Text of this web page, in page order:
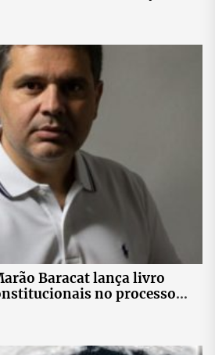
Baracat lança livro
no processo